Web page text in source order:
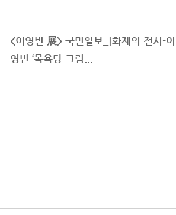
<이영빈 展> 국민일보_[화제의 전시-이
영빈 ‘목욕탕 그림...